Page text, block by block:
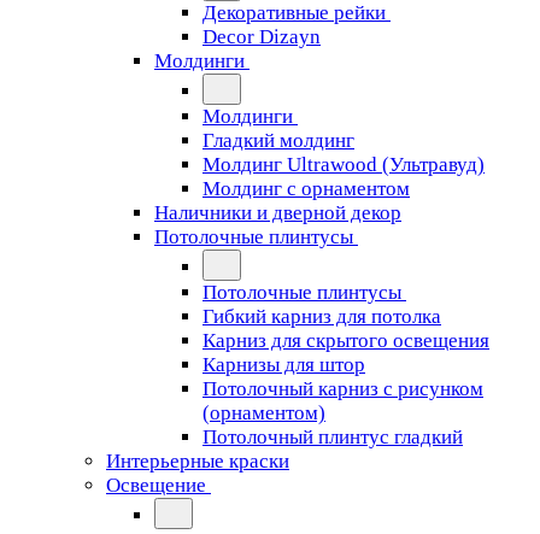
Декоративные рейки
Decor Dizayn
Молдинги
Молдинги
Гладкий молдинг
Молдинг Ultrawood (Ультравуд)
Молдинг с орнаментом
Наличники и дверной декор
Потолочные плинтусы
Потолочные плинтусы
Гибкий карниз для потолка
Карниз для скрытого освещения
Карнизы для штор
Потолочный карниз с рисунком
(орнаментом)
Потолочный плинтус гладкий
Интерьерные краски
Освещение